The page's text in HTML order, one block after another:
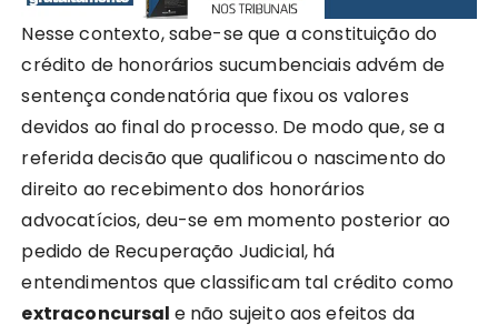
Nesse contexto, sabe-se que a constituição do
crédito de honorários sucumbenciais advém de
sentença condenatória que fixou os valores
devidos ao final do processo. De modo que, se a
referida decisão que qualificou o nascimento do
direito ao recebimento dos honorários
advocatícios, deu-se em momento posterior ao
pedido de Recuperação Judicial, há
entendimentos que classificam tal crédito como
extraconcursal e não sujeito aos efeitos da